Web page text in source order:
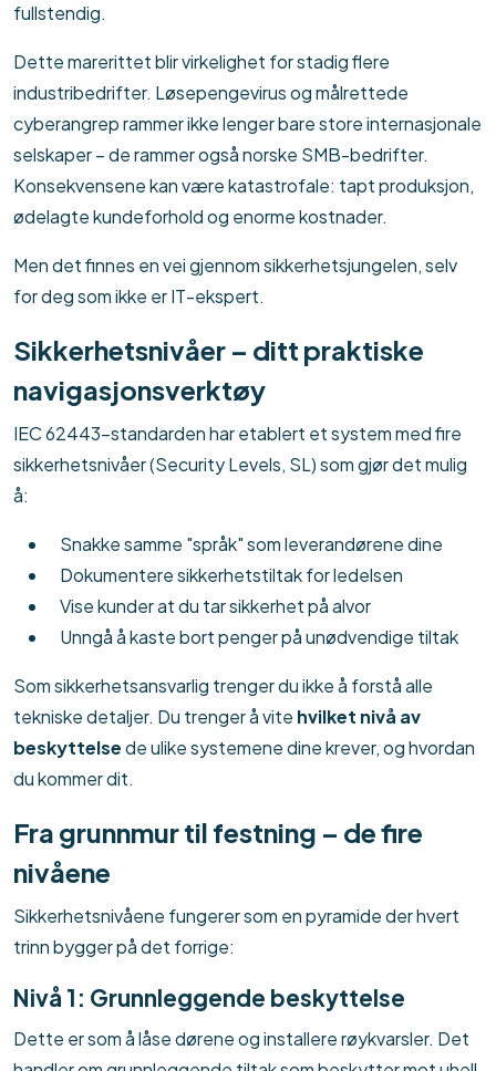
fullstendig.
Dette marerittet blir virkelighet for stadig flere
industribedrifter. Løsepengevirus og målrettede
cyberangrep rammer ikke lenger bare store internasjonale
selskaper – de rammer også norske SMB-bedrifter.
Konsekvensene kan være katastrofale: tapt produksjon,
ødelagte kundeforhold og enorme kostnader.
Men det finnes en vei gjennom sikkerhetsjungelen, selv
for deg som ikke er IT-ekspert.
Sikkerhetsnivåer – ditt praktiske
navigasjonsverktøy
IEC 62443-standarden har etablert et system med fire
sikkerhetsnivåer (Security Levels, SL) som gjør det mulig
å:
Snakke samme "språk" som leverandørene dine
Dokumentere sikkerhetstiltak for ledelsen
Vise kunder at du tar sikkerhet på alvor
Unngå å kaste bort penger på unødvendige tiltak
Som sikkerhetsansvarlig trenger du ikke å forstå alle
tekniske detaljer. Du trenger å vite hvilket nivå av
beskyttelsede ulike systemene dine krever, og hvordan
du kommer dit.
Fra grunnmur til festning – de fire
nivåene
Sikkerhetsnivåene fungerer som en pyramide der hvert
trinn bygger på det forrige:
Nivå 1: Grunnleggende beskyttelse
Dette er som å låse dørene og installere røykvarsler. Det